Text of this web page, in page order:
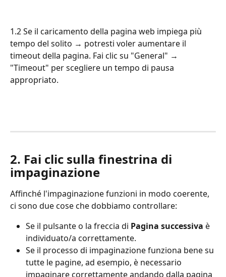
1.2 Se il caricamento della pagina web impiega più
tempo del solito → potresti voler aumentare il
timeout della pagina. Fai clic su "General" →
"Timeout" per scegliere un tempo di pausa
appropriato.
2. Fai clic sulla finestrina di
impaginazione
Affinché l'impaginazione funzioni in modo coerente,
ci sono due cose che dobbiamo controllare:
Se il pulsante o la freccia di Pagina successiva è
individuato/a correttamente.
Se il processo di impaginazione funziona bene su
tutte le pagine, ad esempio, è necessario
impaginare correttamente andando dalla pagina